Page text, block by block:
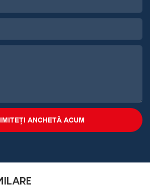
ANCHETĂ ACUM